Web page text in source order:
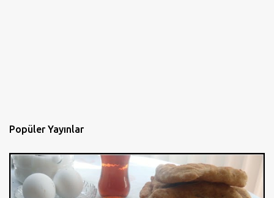
Popüler Yayınlar